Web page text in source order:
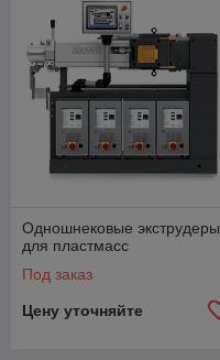
Одношнековые экструдеры
для пластмасс
Под заказ
Цену уточняйте